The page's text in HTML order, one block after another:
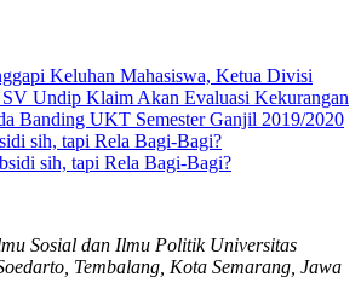
Keluhan Mahasiswa, Ketua Divisi
Undip Klaim Akan Evaluasi Kekurangan
Banding UKT Semester Ganjil 2019/2020
sih, tapi Rela Bagi-Bagi?
sih, tapi Rela Bagi-Bagi?
Sosial dan Ilmu Politik Universitas
Tembalang, Kota Semarang, Jawa